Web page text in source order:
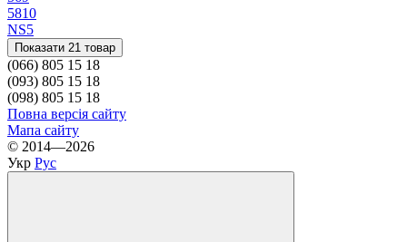
5810
NS5
Показати 21 товар
(066) 805 15 18
(093) 805 15 18
(098) 805 15 18
Повна версія сайту
Мапа сайту
© 2014—2026
Укр Рус